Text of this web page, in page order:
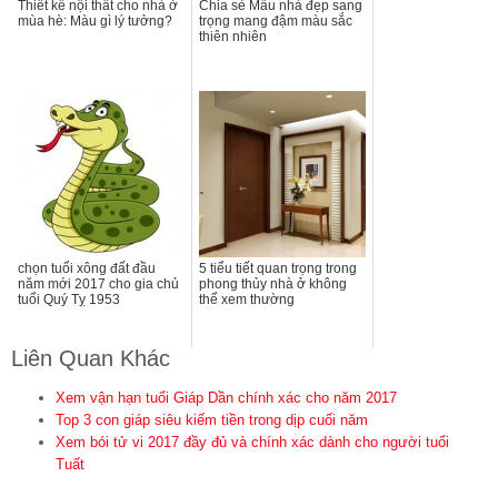
Thiết kế nội thất cho nhà ở
mùa hè: Màu gì lý tưởng?
Chia sẻ Mẫu nhà đẹp sang
trọng mang đậm màu sắc
thiên nhiên
chọn tuổi xông đất đầu
năm mới 2017 cho gia chủ
tuổi Quý Tỵ 1953
5 tiểu tiết quan trọng trong
phong thủy nhà ở không
thể xem thường
Liên Quan Khác
Xem vận hạn tuổi Giáp Dần chính xác cho năm 2017
Top 3 con giáp siêu kiếm tiền trong dịp cuối năm
Xem bói tử vi 2017 đầy đủ và chính xác dành cho người tuổi
Tuất